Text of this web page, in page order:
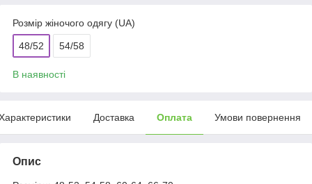
Розмір жіночого одягу (UA)
48/52 54/58
В наявності
Доставка Оплата Умови повернення
Опис